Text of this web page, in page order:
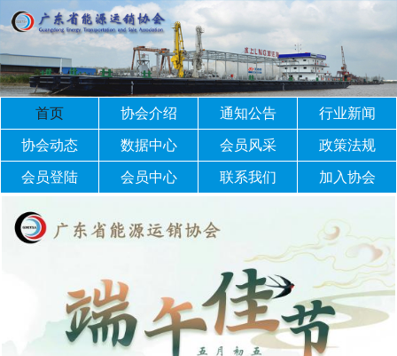
首页 协会介绍 通知公告 行业新闻
协会动态 数据中心 会员风采 政策法规
会员登陆 会员中心 联系我们 加入协会